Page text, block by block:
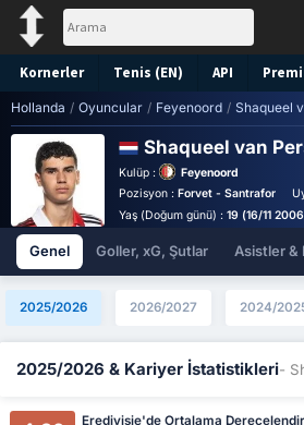
Kornerler Tenis (EN) API
Hollanda / Oyuncular / Feyenoord / Shaqueel
Shaqueel van
Kulüp :
Feyenoord
Pozisyon : Forvet - Santrafor
Yaş (Doğum günü) : 19 (16/11
Genel Goller, xG, Şutlar Asistler &
2025/2026 2026/2027 2024/
2025/2026 & Kariyer İstatistikleri-
Eredivisie'de Ortalama